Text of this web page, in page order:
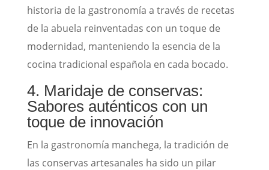
historia de la gastronomía a través de recetas
de la abuela reinventadas con un toque de
modernidad, manteniendo la esencia de la
cocina tradicional española en cada bocado.
4. Maridaje de conservas:
Sabores auténticos con un
toque de innovación
En la gastronomía manchega, la tradición de
las conservas artesanales ha sido un pilar